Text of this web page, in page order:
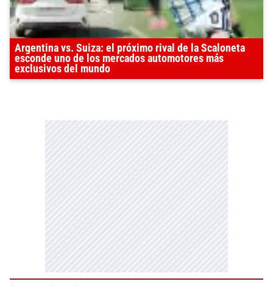
Argentina vs. Suiza: el próximo rival de la Scaloneta
esconde uno de los mercados automotores más
exclusivos del mundo